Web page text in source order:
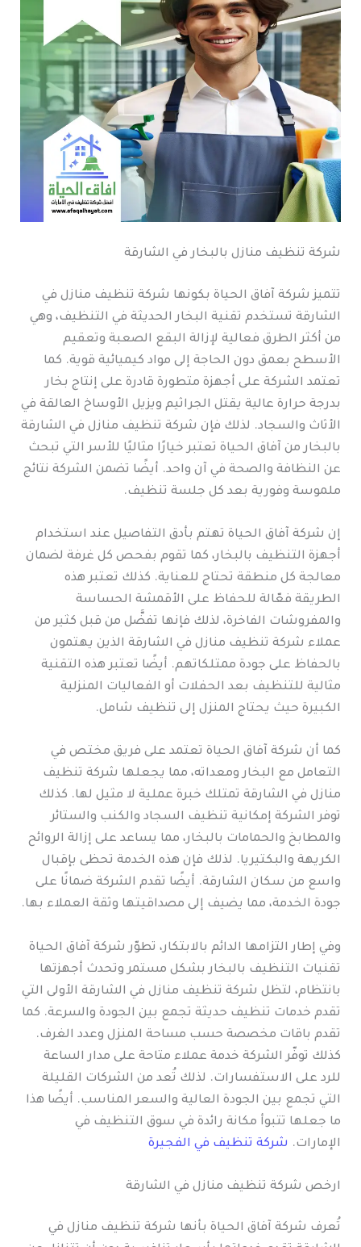
شركة تنظيف منازل بالبخار في الشارقة
تتميز شركة آفاق الحياة بكونها شركة تنظيف منازل في
الشارقة تستخدم تقنية البخار الحديثة في التنظيف، وهي
من أكثر الطرق فعالية لإزالة البقع الصعبة وتعقيم
الأسطح بعمق دون الحاجة إلى مواد كيميائية قوية. كما
تعتمد الشركة على أجهزة متطورة قادرة على إنتاج بخار
بدرجة حرارة عالية يقتل الجراثيم ويزيل الأوساخ العالقة في
الأثاث والسجاد. لذلك فإن شركة تنظيف منازل في الشارقة
بالبخار من آفاق الحياة تعتبر خيارًا مثاليًا للأسر التي تبحث
عن النظافة والصحة في آن واحد. أيضًا تضمن الشركة نتائج
ملموسة وفورية بعد كل جلسة تنظيف.
إن شركة آفاق الحياة تهتم بأدق التفاصيل عند استخدام
أجهزة التنظيف بالبخار، كما تقوم بفحص كل غرفة لضمان
معالجة كل منطقة تحتاج للعناية. كذلك تعتبر هذه
الطريقة فعّالة للحفاظ على الأقمشة الحساسة
والمفروشات الفاخرة، لذلك فإنها تفضَّل من قبل كثير من
عملاء شركة تنظيف منازل في الشارقة الذين يهتمون
بالحفاظ على جودة ممتلكاتهم. أيضًا تعتبر هذه التقنية
مثالية للتنظيف بعد الحفلات أو الفعاليات المنزلية
الكبيرة حيث يحتاج المنزل إلى تنظيف شامل.
كما أن شركة آفاق الحياة تعتمد على فريق مختص في
التعامل مع البخار ومعداته، مما يجعلها شركة تنظيف
منازل في الشارقة تمتلك خبرة عملية لا مثيل لها. كذلك
توفر الشركة إمكانية تنظيف السجاد والكنب والستائر
والمطابخ والحمامات بالبخار، مما يساعد على إزالة الروائح
الكريهة والبكتيريا. لذلك فإن هذه الخدمة تحظى بإقبال
واسع من سكان الشارقة. أيضًا تقدم الشركة ضمانًا على
جودة الخدمة، مما يضيف إلى مصداقيتها وثقة العملاء بها.
وفي إطار التزامها الدائم بالابتكار، تطوّر شركة آفاق الحياة
تقنيات التنظيف بالبخار بشكل مستمر وتحدث أجهزتها
بانتظام، لتظل شركة تنظيف منازل في الشارقة الأولى التي
تقدم خدمات تنظيف حديثة تجمع بين الجودة والسرعة. كما
تقدم باقات مخصصة حسب مساحة المنزل وعدد الغرف.
كذلك توفّر الشركة خدمة عملاء متاحة على مدار الساعة
للرد على الاستفسارات. لذلك تُعد من الشركات القليلة
التي تجمع بين الجودة العالية والسعر المناسب. أيضًا هذا
ما جعلها تتبوأ مكانة رائدة في سوق التنظيف في
الإمارات. شركة تنظيف في الفجيرة
ارخص شركة تنظيف منازل في الشارقة
تُعرف شركة آفاق الحياة بأنها شركة تنظيف منازل في